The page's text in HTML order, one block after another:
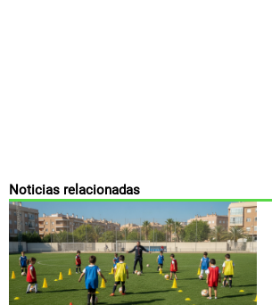
Noticias relacionadas